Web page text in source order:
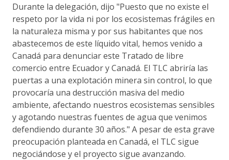
Durante la delegación, dijo "Puesto que no existe el
respeto por la vida ni por los ecosistemas frágiles en
la naturaleza misma y por sus habitantes que nos
abastecemos de este líquido vital, hemos venido a
Canadá para denunciar este Tratado de libre
comercio entre Ecuador y Canadá. El TLC abriría las
puertas a una explotación minera sin control, lo que
provocaría una destrucción masiva del medio
ambiente, afectando nuestros ecosistemas sensibles
y agotando nuestras fuentes de agua que venimos
defendiendo durante 30 años." A pesar de esta grave
preocupación planteada en Canadá, el TLC sigue
negociándose y el proyecto sigue avanzando.